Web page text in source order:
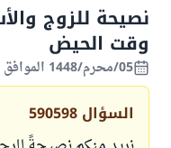
نصيحة للزوج
وقت الحيض
05/محرم/1448 الموافق 20/يونيو/2026
السؤال 590598